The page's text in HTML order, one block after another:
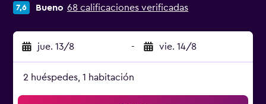
7,6 Bueno 68 calificaciones verificadas
jue. 13/8 - vie. 14/8
2 huéspedes, 1 habitación